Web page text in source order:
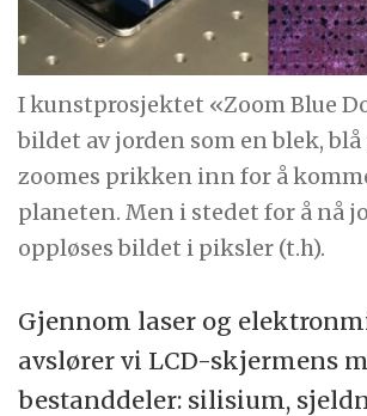
I kunstprosjektet «Zoom Blue
bildet av jorden som en blek, blå
zoomes prikken inn for å
planeten. Men i stedet for å nå
oppløses bildet i piksler (t.h).
Gjennom laser og
avslører vi LCD-skjermens
bestanddeler: silisium,